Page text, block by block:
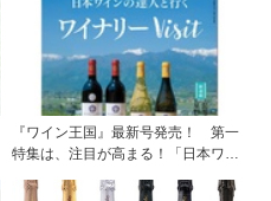
『ワイン王国』最新号発売！ 第一
特集は、注目が高まる！「日本ワイ